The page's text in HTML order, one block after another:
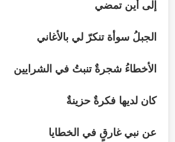
إلى أين تمضي
الجبلُ سوأة تنكرّ لي بالأغاني
الأخطاءُ شجرةٌ تنبتُ في الشرايين
كان لديها فكرةٌ حزينةٌ
عن نبي غارقٍ في الخطايا